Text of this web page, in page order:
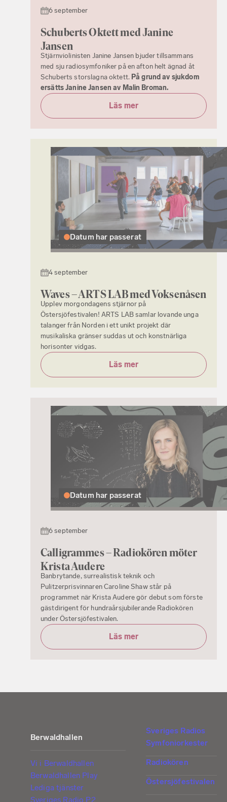
6 september
Schuberts Oktett med Janine
Jansen
Stjärnviolinisten Janine Jansen bjuder tillsammans
med sju radiosymfoniker på en afton helt ägnad åt
Schuberts storslagna oktett. På grund av sjukdom
ersätts Janine Jansen av Malin Broman.
Läs mer
Datum har passerat
4 september
Waves – ARTS LAB med Voksenåsen
Upplev morgondagens stjärnor på
Östersjöfestivalen! ARTS LAB samlar lovande unga
talanger från Norden i ett unikt projekt där
musikaliska gränser suddas ut och konstnärliga
horisonter vidgas.
Läs mer
Datum har passerat
6 september
Calligrammes – Radiokören möter
Krista Audere
Banbrytande, surrealistisk teknik och
Pulitzerprisvinnaren Caroline Shaw står på
programmet när Krista Audere gör debut som förste
gästdirigent för hundraårsjubilerande Radiokören
under Östersjöfestivalen.
Läs mer
Berwaldhallen
Vi i Berwaldhallen
Berwaldhallen Play
Lediga tjänster
Sveriges Radio P2
Sveriges Radios
Symfoniorkester
Radiokören
Östersjöfestivalen